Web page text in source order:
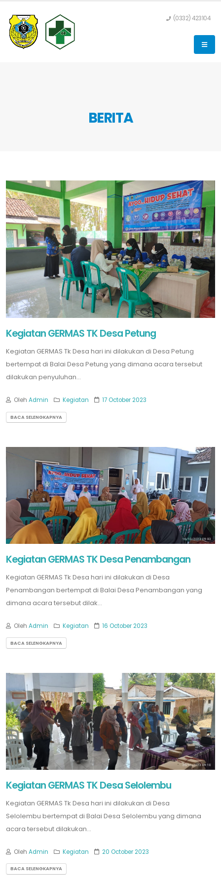
(0332) 423104
BERITA
Kegiatan GERMAS TK Desa Petung
Kegiatan GERMAS Tk Desa hari ini dilakukan di Desa Petung
bertempat di Balai Desa Petung yang dimana acara tersebut
dilakukan penyuluhan...
Oleh Admin Kegiatan 17 October 2023
BACA SELENGKAPNYA
Kegiatan GERMAS TK Desa Penambangan
Kegiatan GERMAS Tk Desa hari ini dilakukan di Desa
Penambangan bertempat di Balai Desa Penambangan yang
dimana acara tersebut dilak...
Oleh Admin Kegiatan 16 October 2023
BACA SELENGKAPNYA
Kegiatan GERMAS TK Desa Selolembu
Kegiatan GERMAS Tk Desa hari ini dilakukan di Desa
Selolembu bertempat di Balai Desa Selolembu yang dimana
acara tersebut dilakukan...
Oleh Admin Kegiatan 20 October 2023
BACA SELENGKAPNYA